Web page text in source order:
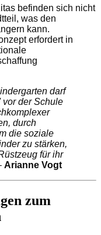
befinden sich nicht
was den
kann.
erfordert in
darf
der Schule
durch
die soziale
zu stärken,
für ihr
Arianne Vogt
zum